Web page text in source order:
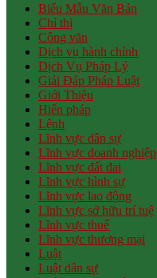
Biểu Mẫu Văn Bản
Chỉ thị
Công văn
Dịch vụ hành chính
Dịch Vụ Pháp Lý
Giải Đáp Pháp Luật
Giới Thiệu
Hiến pháp
Lệnh
Lĩnh vực dân sự
Lĩnh vực doanh nghiệp
Lĩnh vực đất đai
Lĩnh vực hình sự
Lĩnh vực lao động
Lĩnh vực sở hữu trí tuệ
Lĩnh vực thuế
Lĩnh vực thương mại
Luật
Luật dân sự